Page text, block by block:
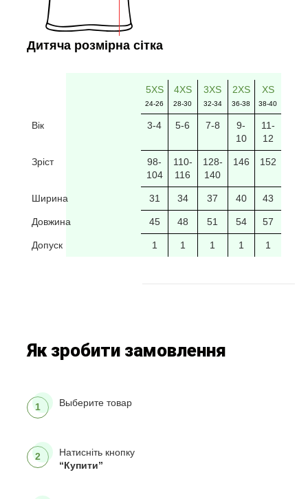
Дитяча розмірна сітка
5XS
24-26
4XS
28-30
3XS
32-34
2XS
36-38
XS
38-40
Вік 3-4 5-6 7-8
9-
10
11-
12
Зріст
98-
104
110-
116
128-
140
146 152
Ширина 31 34 37 40 43
Довжина 45 48 51 54 57
Допуск 1 1 1 1 1
Як зробити замовлення
1 Выберите товар
2
Натисніть кнопку
“Купити”